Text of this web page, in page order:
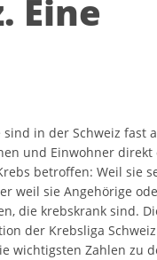
Ei­ne
sind in der Schweiz fast
und Einwohner direkt
betroffen: Weil sie
weil sie Angehörige
die krebskrank sind.
der Krebsliga Schweiz
wichtigsten Zahlen zu